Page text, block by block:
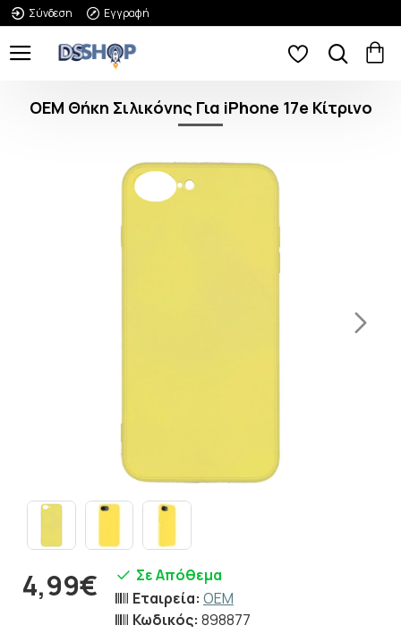
Σύνδεση Εγγραφή
OEM Θήκη Σιλικόνης Για iPhone 17e Κίτρινο
4,99€
Σε Απόθεμα
Εταιρεία: OEM
Κωδικός: 898877